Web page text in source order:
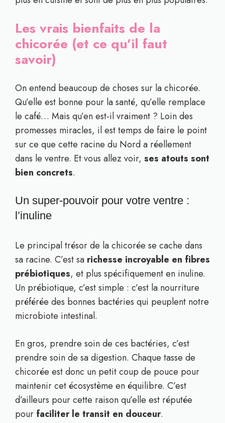
Les vrais bienfaits de la
chicorée (et ce qu’il faut
savoir)
On entend beaucoup de choses sur la chicorée.
Qu’elle est bonne pour la santé, qu’elle remplace
le café… Mais qu’en est-il vraiment ? Loin des
promesses miracles, il est temps de faire le point
sur ce que cette racine du Nord a réellement
dans le ventre. Et vous allez voir, ses atouts sont
bien concrets.
Un super-pouvoir pour votre ventre :
l’inuline
Le principal trésor de la chicorée se cache dans
sa racine. C’est sa richesse incroyable en fibres
prébiotiques, et plus spécifiquement en inuline.
Un prébiotique, c’est simple : c’est la nourriture
préférée des bonnes bactéries qui peuplent notre
microbiote intestinal.
En gros, prendre soin de ces bactéries, c’est
prendre soin de sa digestion. Chaque tasse de
chicorée est donc un petit coup de pouce pour
maintenir cet écosystème en équilibre. C’est
d’ailleurs pour cette raison qu’elle est réputée
pour faciliter le transit en douceur.